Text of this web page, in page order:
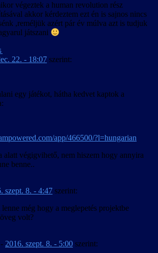
végeztek a human revolution rész
akkor kérdeztem ezt én is sajnos nincs
,reméljük azért pár év múlva azt is tudjuk
játszani
↓
22. - 18:07 szerint:
egy játékot, hátha kedvet kaptok a
app/466500/?l=hungarian
alatt végigvihető, nem hiszem hogy annyira
benne..
szept. 8. - 4:47 szerint:
még hogy a meglepetés projektbe
volt?
- 2016. szept. 8. - 5:00 szerint: